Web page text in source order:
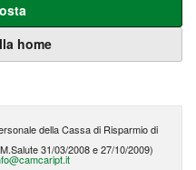
home
della Cassa di Risparmio di
31/03/2008 e 27/10/2009)